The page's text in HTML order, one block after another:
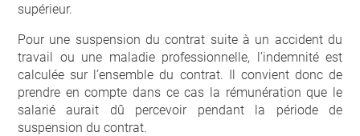
supérieur.
Pour une suspension du contrat suite à un accident du
travail ou une maladie professionnelle, l’indemnité est
calculée sur l’ensemble du contrat. Il convient donc de
prendre en compte dans ce cas la rémunération que le
salarié aurait dû percevoir pendant la période de
suspension du contrat.